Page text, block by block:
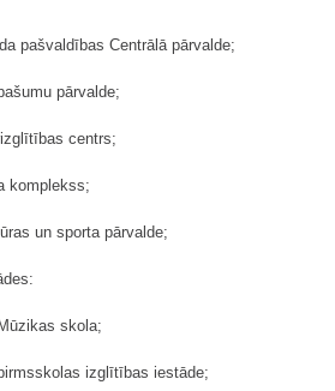
pašvaldības Centrālā pārvalde;
pārvalde;
centrs;
komplekss;
un sporta pārvalde;
skola;
izglītības iestāde;